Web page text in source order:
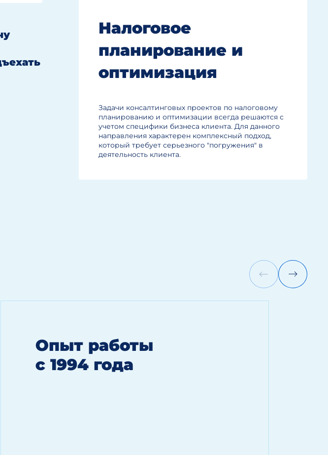
Налоговое
планирование и
оптимизация
Задачи консалтинговых проектов по налоговому
планированию и оптимизации всегда решаются с
учетом специфики бизнеса клиента. Для данного
направления характерен комплексный подход,
который требует серьезного "погружения" в
деятельность клиента.
Опыт работы
с 1994 года